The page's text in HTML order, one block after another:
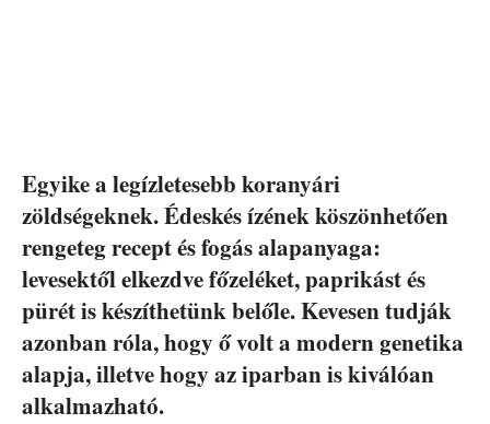
Egyike a legízletesebb koranyári
zöldségeknek. Édeskés ízének köszönhetően
rengeteg recept és fogás alapanyaga:
levesektől elkezdve főzeléket, paprikást és
pürét is készíthetünk belőle. Kevesen tudják
azonban róla, hogy ő volt a modern genetika
alapja, illetve hogy az iparban is kiválóan
alkalmazható.